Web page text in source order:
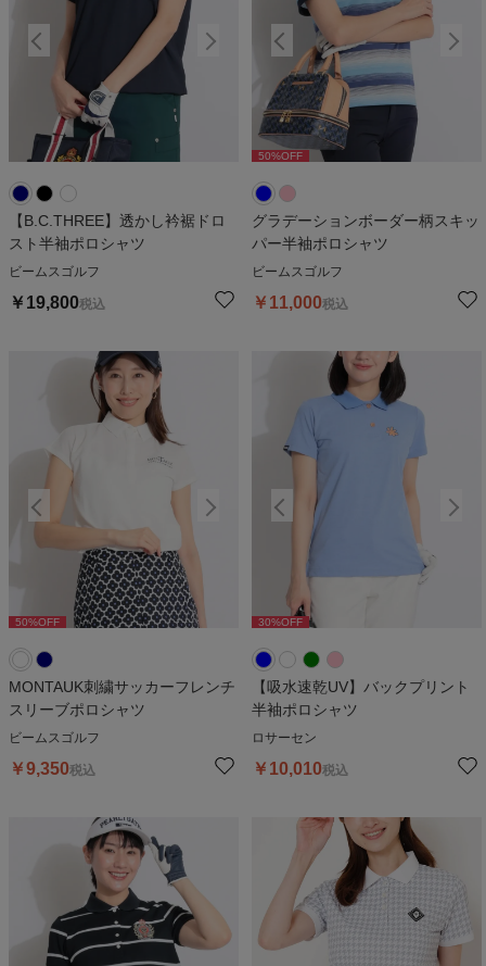
【B.C.THREE】透かし衿裾ドロ
スト半袖ポロシャツ
ビームスゴルフ
￥ 19,800税込
50 %OFF 50%OFF
グラデーションボーダー柄スキッ
パー半袖ポロシャツ
ビームスゴルフ
￥ 11,000税込
50%OFF %OFF
MONTAUK刺繍サッカーフレンチ
スリーブポロシャツ
ビームスゴルフ
￥9,350税込
30%OFF 30%OFF
【吸水速乾UV】バックプリント
半袖ポロシャツ
ロサーセン
￥ 10,010税込